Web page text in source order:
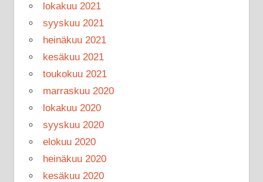
lokakuu 2021
syyskuu 2021
heinäkuu 2021
kesäkuu 2021
toukokuu 2021
marraskuu 2020
lokakuu 2020
syyskuu 2020
elokuu 2020
heinäkuu 2020
kesäkuu 2020